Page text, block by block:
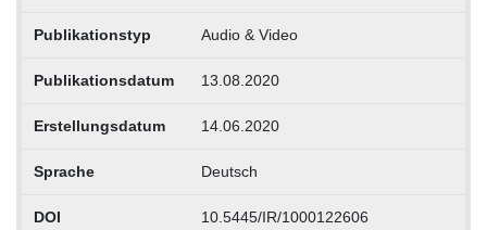
Publikationstyp Audio & Video
Publikationsdatum 13.08.2020
Erstellungsdatum 14.06.2020
Sprache Deutsch
DOI 10.5445/IR/1000122606